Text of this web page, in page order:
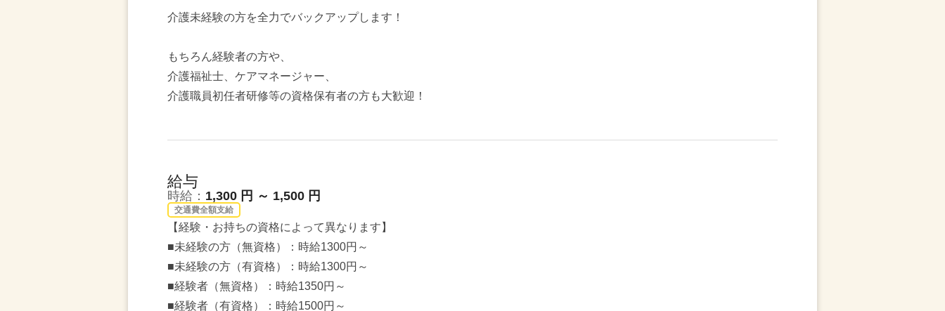
介護未経験の方を全力でバックアップします！
もちろん経験者の方や、
介護福祉士、ケアマネージャー、
介護職員初任者研修等の資格保有者の方も大歓迎！
給与
時給： 1,300 円 ～ 1,500 円
交通費全額支給
【経験・お持ちの資格によって異なります】
■未経験の方（無資格）：時給1300円～
■未経験の方（有資格）：時給1300円～
■経験者（無資格）：時給1350円～
■経験者（有資格）：時給1500円～